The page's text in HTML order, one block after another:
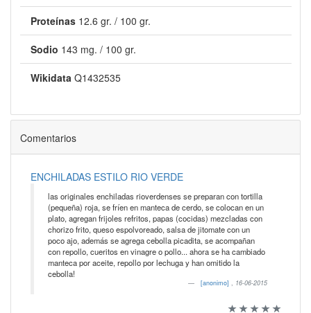
Proteínas 12.6 gr. / 100 gr.
Sodio 143 mg. / 100 gr.
Wikidata Q1432535
Comentarios
ENCHILADAS ESTILO RIO VERDE
las originales enchiladas rioverdenses se preparan con tortilla
(pequeña) roja, se fríen en manteca de cerdo, se colocan en un
plato, agregan frijoles refritos, papas (cocidas) mezcladas con
chorizo frito, queso espolvoreado, salsa de jitomate con un
poco ajo, además se agrega cebolla picadita, se acompañan
con repollo, cueritos en vinagre o pollo... ahora se ha cambiado
manteca por aceite, repollo por lechuga y han omitido la
cebolla!
[anonimo] , 16-06-2015